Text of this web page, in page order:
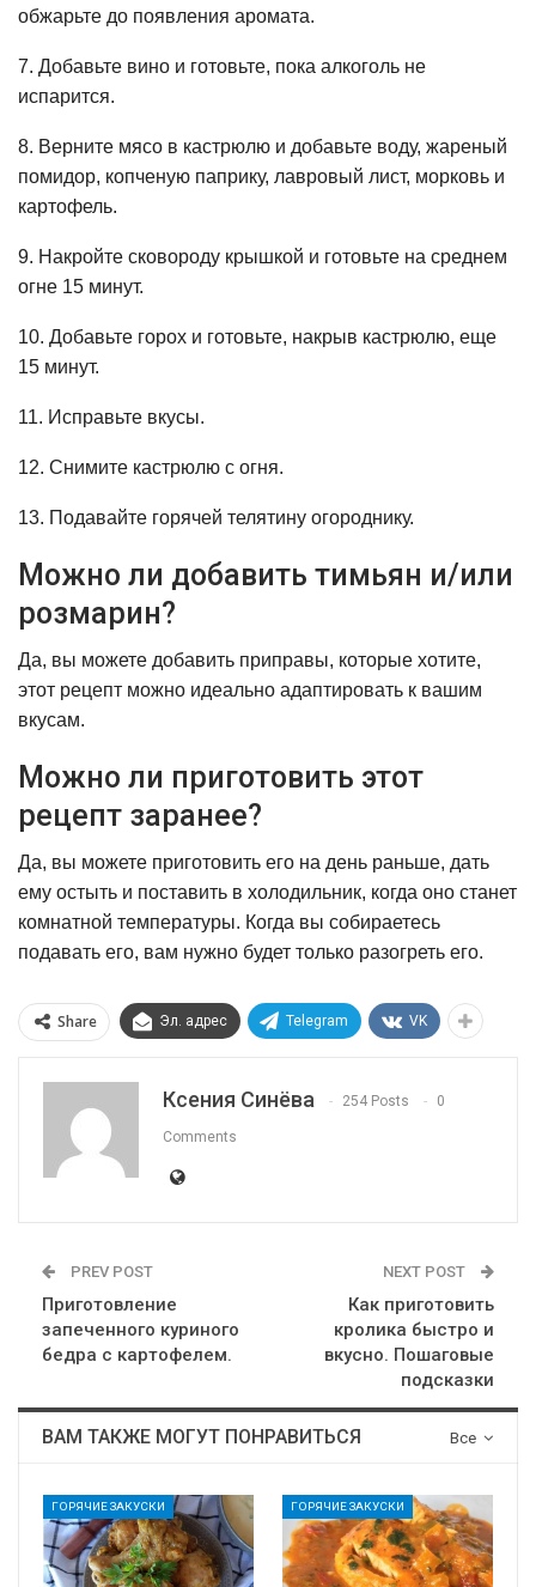
обжарьте до появления аромата.
7. Добавьте вино и готовьте, пока алкоголь не
испарится.
8. Верните мясо в кастрюлю и добавьте воду, жареный
помидор, копченую паприку, лавровый лист, морковь и
картофель.
9. Накройте сковороду крышкой и готовьте на среднем
огне 15 минут.
10. Добавьте горох и готовьте, накрыв кастрюлю, еще
15 минут.
11. Исправьте вкусы.
12. Снимите кастрюлю с огня.
13. Подавайте горячей телятину огороднику.
Можно ли добавить тимьян и/или
розмарин?
Да, вы можете добавить приправы, которые хотите,
этот рецепт можно идеально адаптировать к вашим
вкусам.
Можно ли приготовить этот
рецепт заранее?
Да, вы можете приготовить его на день раньше, дать
ему остыть и поставить в холодильник, когда оно станет
комнатной температуры. Когда вы собираетесь
подавать его, вам нужно будет только разогреть его.
Share Эл. адрес Telegram VK
Ксения Синёва 254 Posts 0
Comments
PREV POST
Приготовление
запеченного куриного
бедра с картофелем.
NEXT POST
Как приготовить
кролика быстро и
вкусно. Пошаговые
подсказки
Все
ВАМ ТАКЖЕ МОГУТ ПОНРАВИТЬСЯ
ГОРЯЧИЕ ЗАКУСКИ ГОРЯЧИЕ ЗАКУСКИ